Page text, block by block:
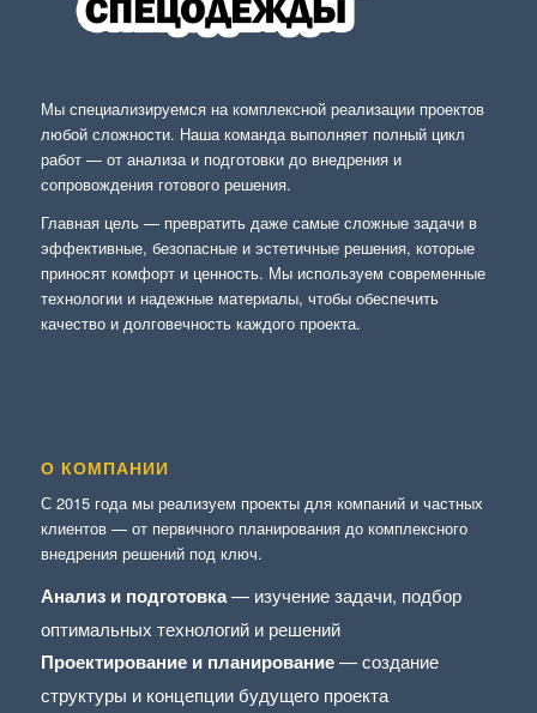
Мы специализируемся на комплексной реализации проектов
любой сложности. Наша команда выполняет полный цикл
работ — от анализа и подготовки до внедрения и
сопровождения готового решения.
Главная цель — превратить даже самые сложные задачи в
эффективные, безопасные и эстетичные решения, которые
приносят комфорт и ценность. Мы используем современные
технологии и надежные материалы, чтобы обеспечить
качество и долговечность каждого проекта.
О КОМПАНИИ
С 2015 года мы реализуем проекты для компаний и частных
клиентов — от первичного планирования до комплексного
внедрения решений под ключ.
Анализ и подготовка— изучение задачи, подбор
оптимальных технологий и решений
Проектирование и планирование— создание
структуры и концепции будущего проекта